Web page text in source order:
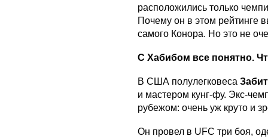
расположились только
Почему он в этом рейтинге
самого Конора. Но это не
С Хабибом все понятно.
В США полулегковеса
и мастером кунг-фу. Экс-
рубежом: очень уж круто и
Он провел в UFC три боя,